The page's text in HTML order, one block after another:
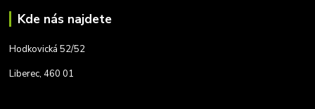
Kde nás najdete
Hodkovická 52/52
Liberec, 460 01